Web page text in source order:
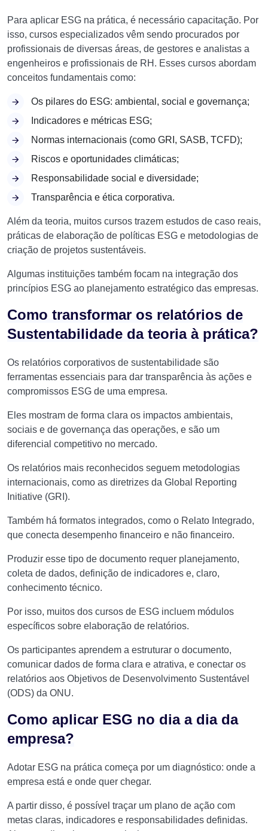
Para aplicar ESG na prática, é necessário capacitação. Por
isso, cursos especializados vêm sendo procurados por
profissionais de diversas áreas, de gestores e analistas a
engenheiros e profissionais de RH. Esses cursos abordam
conceitos fundamentais como:
Os pilares do ESG: ambiental, social e governança;
Indicadores e métricas ESG;
Normas internacionais (como GRI, SASB, TCFD);
Riscos e oportunidades climáticas;
Responsabilidade social e diversidade;
Transparência e ética corporativa.
Além da teoria, muitos cursos trazem estudos de caso reais,
práticas de elaboração de políticas ESG e metodologias de
criação de projetos sustentáveis.
Algumas instituições também focam na integração dos
princípios ESG ao planejamento estratégico das empresas.
Como transformar os relatórios de
Sustentabilidade da teoria à prática?
Os relatórios corporativos de sustentabilidade são
ferramentas essenciais para dar transparência às ações e
compromissos ESG de uma empresa.
Eles mostram de forma clara os impactos ambientais,
sociais e de governança das operações, e são um
diferencial competitivo no mercado.
Os relatórios mais reconhecidos seguem metodologias
internacionais, como as diretrizes da Global Reporting
Initiative (GRI).
Também há formatos integrados, como o Relato Integrado,
que conecta desempenho financeiro e não financeiro.
Produzir esse tipo de documento requer planejamento,
coleta de dados, definição de indicadores e, claro,
conhecimento técnico.
Por isso, muitos dos cursos de ESG incluem módulos
específicos sobre elaboração de relatórios.
Os participantes aprendem a estruturar o documento,
comunicar dados de forma clara e atrativa, e conectar os
relatórios aos Objetivos de Desenvolvimento Sustentável
(ODS) da ONU.
Como aplicar ESG no dia a dia da
empresa?
Adotar ESG na prática começa por um diagnóstico: onde a
empresa está e onde quer chegar.
A partir disso, é possível traçar um plano de ação com
metas claras, indicadores e responsabilidades definidas.